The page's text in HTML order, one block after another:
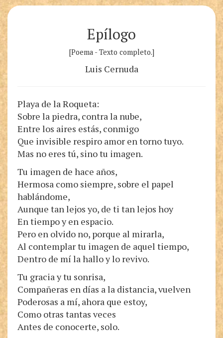
Epílogo
[Poema - Texto completo.]
Luis Cernuda
Playa de la Roqueta:
Sobre la piedra, contra la nube,
Entre los aires estás, conmigo
Que invisible respiro amor en torno tuyo.
Mas no eres tú, sino tu imagen.
Tu imagen de hace años,
Hermosa como siempre, sobre el papel
hablándome,
Aunque tan lejos yo, de ti tan lejos hoy
En tiempo y en espacio.
Pero en olvido no, porque al mirarla,
Al contemplar tu imagen de aquel tiempo,
Dentro de mí la hallo y lo revivo.
Tu gracia y tu sonrisa,
Compañeras en días a la distancia, vuelven
Poderosas a mí, ahora que estoy,
Como otras tantas veces
Antes de conocerte, solo.